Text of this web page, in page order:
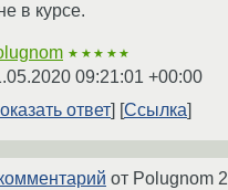
в курсе.
★★★★★
09:21:01 +00:00
ответ
Ссылка
от Polugnom